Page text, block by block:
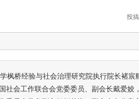
投搞
枫桥经验与社会治理研究院执行院长褚
社会工作联合会党委委员、副会长戴爱姣